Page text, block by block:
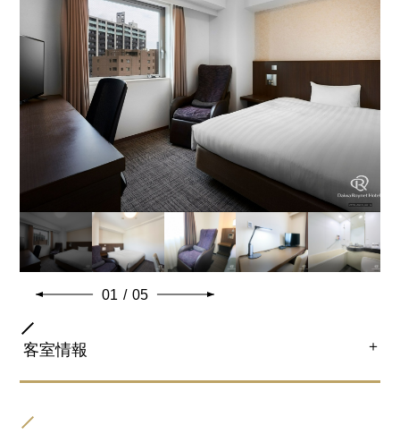
ユニットバスルーム
特徴
ワイドダブルベッドをご用意しております。
広いデスクでビジネス利用におすすめです。
※ベビーベッド設置不可
共通客室設備・アメニティ
01 / 05
客室情報 ＋